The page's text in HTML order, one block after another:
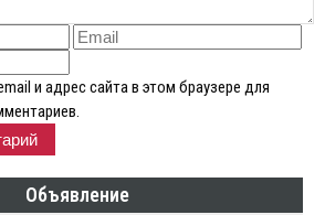
и адрес сайта в этом браузере для
Объявление